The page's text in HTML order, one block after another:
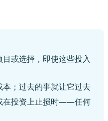
或选择，即使这些投入
本；过去的事就让它过去
在投资上止损时——任何